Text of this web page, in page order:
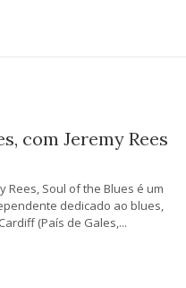
com Jeremy Rees
Rees, Soul of the Blues é um
dedicado ao blues,
(País de Gales,...